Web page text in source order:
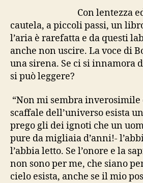
Con lentezza
cautela, a piccoli passi, un
l’aria è rarefatta e da questi
anche non uscire. La voce di
una sirena. Se ci si innamora
si può leggere?
“Non mi sembra inverosimile
scaffale dell’universo esista
prego gli dei ignoti che un
pure da migliaia d’anni!-
l’abbia letto. Se l’onore e la
non sono per me, che siano
cielo esista, anche se il mio